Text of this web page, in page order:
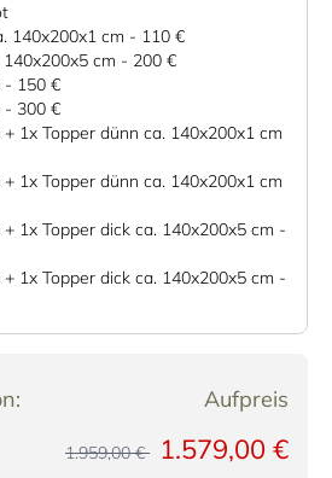
140x200x1 cm - 110 €
cm - 200 €
- 150 €
- 300 €
1x Topper dünn ca. 140x200x1 cm
1x Topper dünn ca. 140x200x1 cm
1x Topper dick ca. 140x200x5 cm -
1x Topper dick ca. 140x200x5 cm -
Aufpreis
1.959,00 € 1.579,00 €